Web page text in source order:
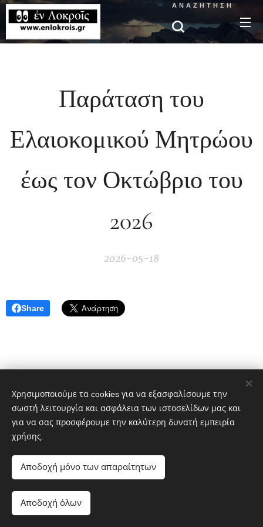
ΑΝΑΖΉΤΗΣΗ
Παράταση του
Ελαιοκομικού Μητρώου
έως τον Οκτώβριο του
2026
2026-05-18
Share
google.com, pub-1496968882359615, DIRECT,
Χρησιμοποιούμε τα cookies για να εξασφαλίσουμε την
σωστή λειτουργία και ασφάλεια των ιστοσελίδων μας και
για να σας προσφέρουμε την καλύτερη δυνατή εμπειρία
χρήσης.
Αποδοχή μόνο των απαραίτητων
Αποδοχή όλων